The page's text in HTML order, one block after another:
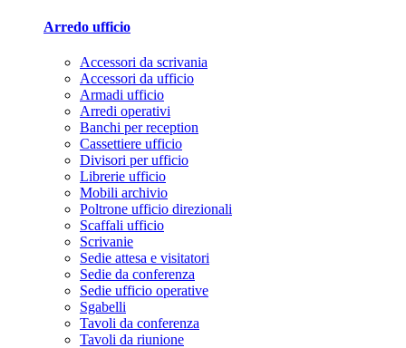
Arredo ufficio
Accessori da scrivania
Accessori da ufficio
Armadi ufficio
Arredi operativi
Banchi per reception
Cassettiere ufficio
Divisori per ufficio
Librerie ufficio
Mobili archivio
Poltrone ufficio direzionali
Scaffali ufficio
Scrivanie
Sedie attesa e visitatori
Sedie da conferenza
Sedie ufficio operative
Sgabelli
Tavoli da conferenza
Tavoli da riunione